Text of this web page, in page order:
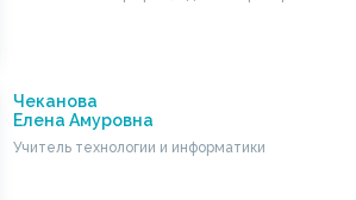
Чеканова
Елена Амуровна
Учитель технологии и информатики